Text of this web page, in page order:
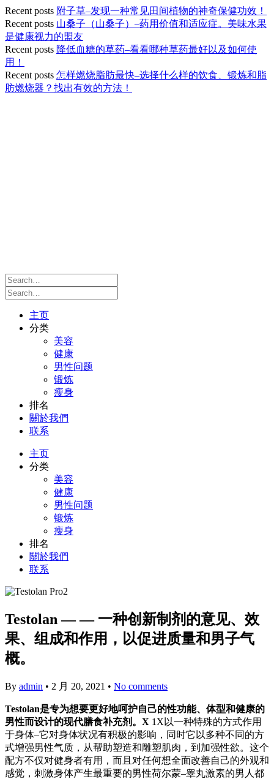
Recent posts 附子草–发现一种常见田间植物的神奇保健功效！
Recent posts 山桑子（山桑子）–药用价值和适应症。美味水果
是健康视力的盟友
Recent posts 降低血糖的草药–看看哪种草药最好以及如何使
用！
Recent posts 怎样燃烧脂肪最快–选择什么样的饮食、锻炼和脂
肪燃烧器？找出有效的方法！
主页
分类
美容
健康
男性问题
锻炼
瘦身
排名
關於我們
联系
主页
分类
美容
健康
男性问题
锻炼
瘦身
排名
關於我們
联系
Testolan — — 一种创新制剂的意见、效
果、组成和作用，以促进质量和男子气
概。
By admin • 2 月 20, 2021 • No comments
Testolan是专为想要更好地呵护自己的性功能、体型和健康的
男性而设计的现代膳食补充剂。X 1X以一种特殊的方式作用
于身体–它对身体状况有积极的影响，同时它以多种不同的方
式增强男性气质，从帮助塑造和雕塑肌肉，到加强性欲。这个
配方不仅对健身者有用，而且对任何想全面改善自己的外观和
感觉，刺激身体产生最重要的男性荷尔蒙–睾丸激素的男人都